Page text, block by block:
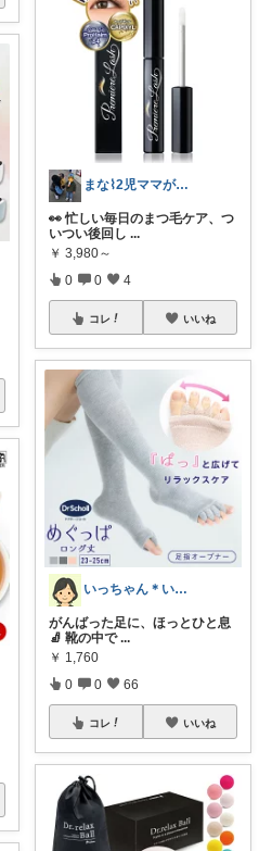
まな⌇2児ママが目指すゆとりある暮らし
👀 忙しい毎日のまつ毛ケア、つ
いつい後回し ...
￥ 3,980～
0 0 4
コレ いいね
いっちゃん＊いつまでも自分を大切に💞✨
がんばった足に、ほっとひと息
🧦 靴の中で ...
￥ 1,760
0 0 66
コレ いいね